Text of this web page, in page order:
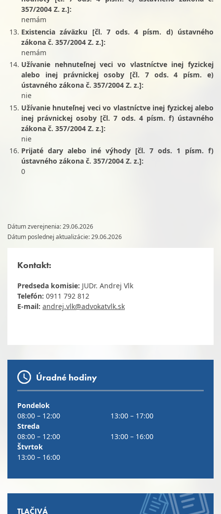
357/2004 Z. z.]:
nemám
Existencia záväzku [čl. 7 ods. 4 písm. d) ústavného
zákona č. 357/2004 Z. z.]:
nemám
Užívanie nehnuteľnej veci vo vlastníctve inej fyzickej
alebo inej právnickej osoby [čl. 7 ods. 4 písm. e)
ústavného zákona č. 357/2004 Z. z.]:
nie
Užívanie hnuteľnej veci vo vlastníctve inej fyzickej alebo
inej právnickej osoby [čl. 7 ods. 4 písm. f) ústavného
zákona č. 357/2004 Z. z.]:
nie
Prijaté dary alebo iné výhody [čl. 7 ods. 1 písm. f)
ústavného zákona č. 357/2004 Z. z.]:
0
Dátum zverejnenia: 29.06.2026
Dátum poslednej aktualizácie: 29.06.2026
Kontakt:
Predseda komisie: JUDr. Andrej Vlk
Telefón: 0911 792 812
E-mail: andrej.vlk@advokatvlk.sk
Úradné hodiny
Pondelok
08:00 – 12:00
13:00 – 17:00
Streda
08:00 – 12:00
13:00 – 16:00
Štvrtok
13:00 – 16:00
TLAČIVÁ